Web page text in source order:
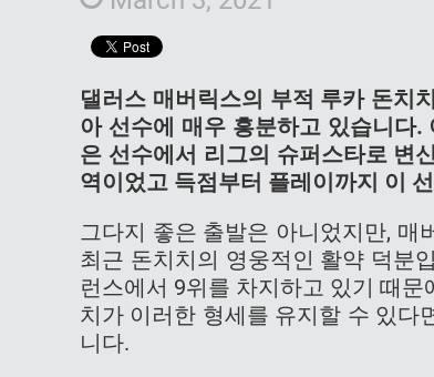
댈러스 매버릭스의 부적 루카 돈치
아 선수에 매우 흥분하고 있습니다
은 선수에서 리그의 슈퍼스타로 변
역이었고 득점부터 플레이까지 이
그다지 좋은 출발은 아니었지만, 매
최근 돈치치의 영웅적인 활약 덕분
런스에서 9위를 차지하고 있기 때
치가 이러한 형세를 유지할 수 있다
니다.